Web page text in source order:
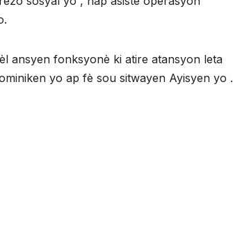
ansyen fonksyonè ki atire atansyon leta
yo ap fè sou sitwayen Ayisyen yo .